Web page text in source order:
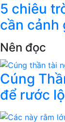
5 chiêu
cần cảnh
Nên đọc
Cúng
để rước